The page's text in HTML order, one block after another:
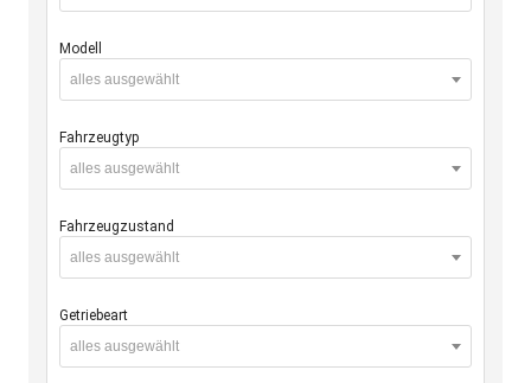
Modell
alles ausgewählt
Fahrzeugtyp
alles ausgewählt
Fahrzeugzustand
alles ausgewählt
Getriebeart
alles ausgewählt